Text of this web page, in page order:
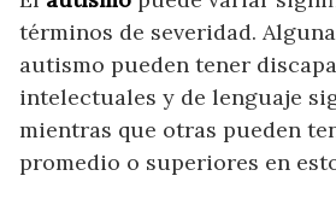
términos de severidad.
autismo pueden tener
intelectuales y de lenguaje
mientras que otras pueden
promedio o superiores en